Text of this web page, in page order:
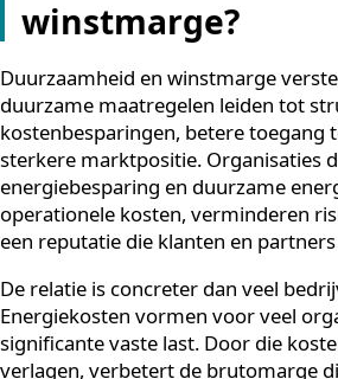
Wat is de relatie
duurzaamheid
winstmarge?
Duurzaamheid en winstmarge
duurzame maatregelen leiden tot
kostenbesparingen, betere
sterkere marktpositie.
energiebesparing en duurzame
operationele kosten, verminderen
een reputatie die klanten en